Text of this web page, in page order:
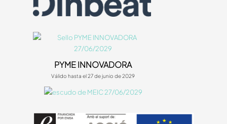
PYME INNOVADORA
Válido hasta el 27 de junio de 2029